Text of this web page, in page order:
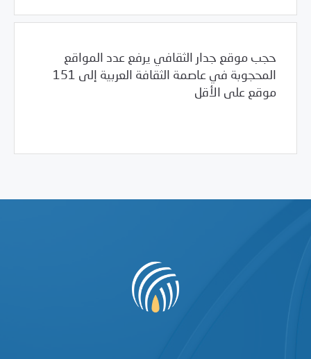
حجب موقع جدار الثقافي يرفع عدد المواقع
المحجوبة في عاصمة الثقافة العربية إلى 151
موقع على الأقل